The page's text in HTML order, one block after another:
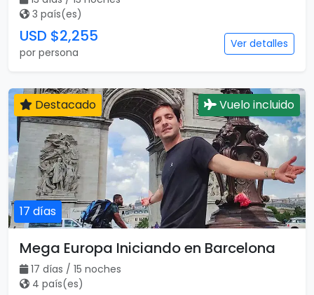
3 país(es)
USD $2,255
por persona
Ver detalles
17 días
Destacado Vuelo incluido
Mega Europa Iniciando en Barcelona
17 días / 15 noches
4 país(es)